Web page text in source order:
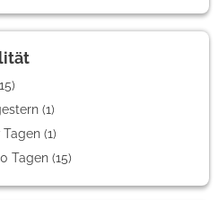
(1)
(1)
Tagen (15)